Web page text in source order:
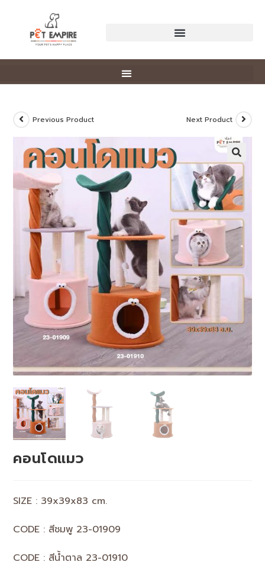
Previous Product Next Product
🔍
คอนโดแมว
SIZE : 39x39x83 cm.
CODE : สีชมพู 23-01909
CODE : สีน้ำตาล 23-01910